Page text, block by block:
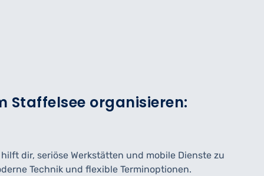
Staffelsee organisieren:
dir, seriöse Werkstätten und mobile Dienste zu
Technik und flexible Terminoptionen.